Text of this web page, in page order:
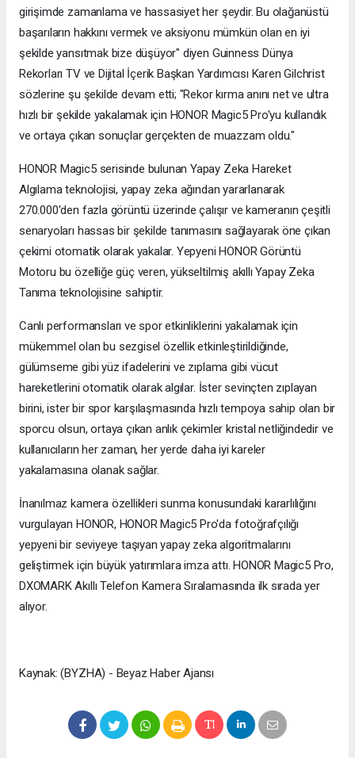
girişimde zamanlama ve hassasiyet her şeydir. Bu olağanüstü
başarıların hakkını vermek ve aksiyonu mümkün olan en iyi
şekilde yansıtmak bize düşüyor" diyen Guinness Dünya
Rekorları TV ve Dijital İçerik Başkan Yardımcısı Karen Gilchrist
sözlerine şu şekilde devam etti; "Rekor kırma anını net ve ultra
hızlı bir şekilde yakalamak için HONOR Magic5 Pro'yu kullandık
ve ortaya çıkan sonuçlar gerçekten de muazzam oldu."
HONOR Magic5 serisinde bulunan Yapay Zeka Hareket
Algılama teknolojisi, yapay zeka ağından yararlanarak
270.000'den fazla görüntü üzerinde çalışır ve kameranın çeşitli
senaryoları hassas bir şekilde tanımasını sağlayarak öne çıkan
çekimi otomatik olarak yakalar. Yepyeni HONOR Görüntü
Motoru bu özelliğe güç veren, yükseltilmiş akıllı Yapay Zeka
Tanıma teknolojisine sahiptir.
Canlı performansları ve spor etkinliklerini yakalamak için
mükemmel olan bu sezgisel özellik etkinleştirildiğinde,
gülümseme gibi yüz ifadelerini ve zıplama gibi vücut
hareketlerini otomatik olarak algılar. İster sevinçten zıplayan
birini, ister bir spor karşılaşmasında hızlı tempoya sahip olan bir
sporcu olsun, ortaya çıkan anlık çekimler kristal netliğindedir ve
kullanıcıların her zaman, her yerde daha iyi kareler
yakalamasına olanak sağlar.
İnanılmaz kamera özellikleri sunma konusundaki kararlılığını
vurgulayan HONOR, HONOR Magic5 Pro'da fotoğrafçılığı
yepyeni bir seviyeye taşıyan yapay zeka algoritmalarını
geliştirmek için büyük yatırımlara imza attı. HONOR Magic5 Pro,
DXOMARK Akıllı Telefon Kamera Sıralamasında ilk sırada yer
alıyor.
Kaynak: (BYZHA) - Beyaz Haber Ajansı